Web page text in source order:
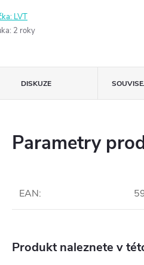
LVT
: 2 roky
DISKUZE
Parametry
EAN:
Produkt naleznete v